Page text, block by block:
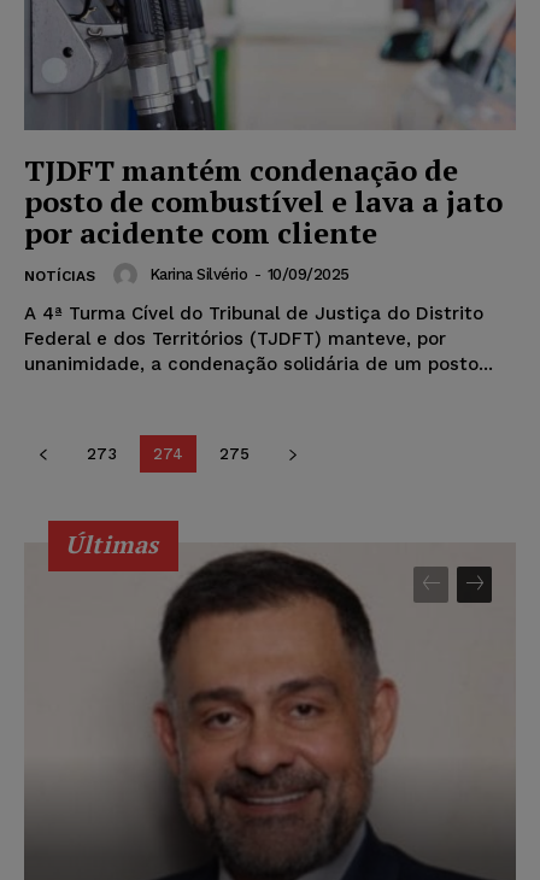
TJDFT mantém condenação de
posto de combustível e lava a jato
por acidente com cliente
NOTÍCIAS Karina Silvério - 10/09/2025
A 4ª Turma Cível do Tribunal de Justiça do Distrito
Federal e dos Territórios (TJDFT) manteve, por
unanimidade, a condenação solidária de um posto...
273 274 275
Últimas